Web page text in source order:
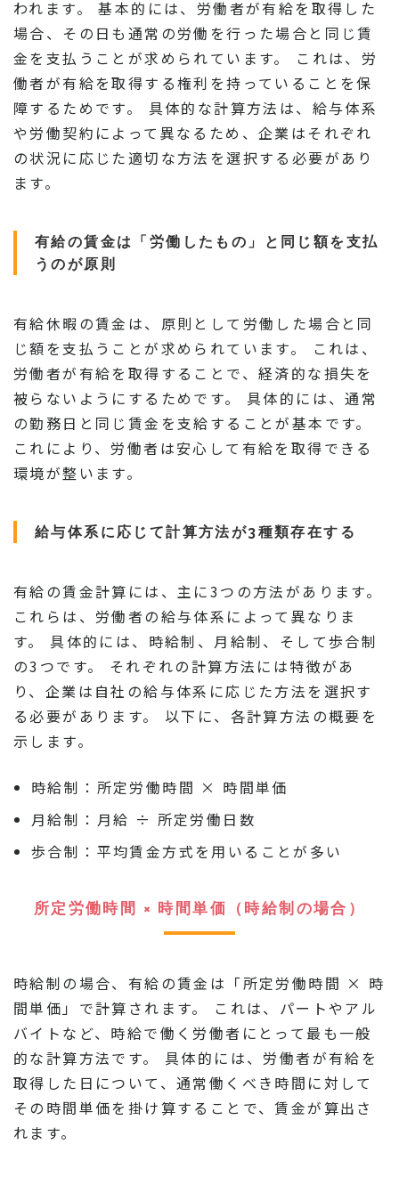
われます。 基本的には、労働者が有給を取得した
場合、その日も通常の労働を行った場合と同じ賃
金を支払うことが求められています。 これは、労
働者が有給を取得する権利を持っていることを保
障するためです。 具体的な計算方法は、給与体系
や労働契約によって異なるため、企業はそれぞれ
の状況に応じた適切な方法を選択する必要があり
ます。
有給の賃金は「労働したもの」と同じ額を支払
うのが原則
有給休暇の賃金は、原則として労働した場合と同
じ額を支払うことが求められています。 これは、
労働者が有給を取得することで、経済的な損失を
被らないようにするためです。 具体的には、通常
の勤務日と同じ賃金を支給することが基本です。
これにより、労働者は安心して有給を取得できる
環境が整います。
給与体系に応じて計算方法が3種類存在する
有給の賃金計算には、主に3つの方法があります。
これらは、労働者の給与体系によって異なりま
す。 具体的には、時給制、月給制、そして歩合制
の3つです。 それぞれの計算方法には特徴があ
り、企業は自社の給与体系に応じた方法を選択す
る必要があります。 以下に、各計算方法の概要を
示します。
時給制：所定労働時間 × 時間単価
月給制：月給 ÷ 所定労働日数
歩合制：平均賃金方式を用いることが多い
所定労働時間 × 時間単価（時給制の場合）
時給制の場合、有給の賃金は「所定労働時間 × 時
間単価」で計算されます。 これは、パートやアル
バイトなど、時給で働く労働者にとって最も一般
的な計算方法です。 具体的には、労働者が有給を
取得した日について、通常働くべき時間に対して
その時間単価を掛け算することで、賃金が算出さ
れます。